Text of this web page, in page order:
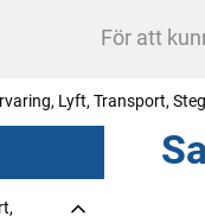
För att
Lyft, Transport,